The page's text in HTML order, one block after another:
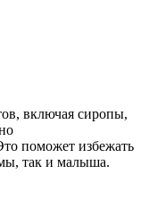
включая сиропы,
поможет избежать
так и малыша.